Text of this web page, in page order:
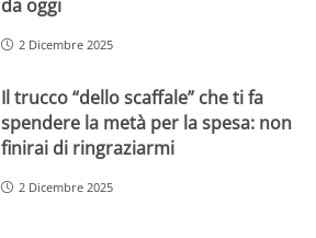
da oggi
2 Dicembre 2025
Il trucco “dello scaffale” che ti fa
spendere la metà per la spesa: non
finirai di ringraziarmi
2 Dicembre 2025